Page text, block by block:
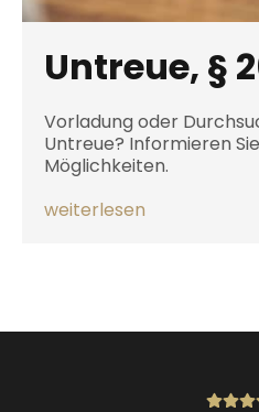
Untreue, §
Vorladung oder
Untreue? Informieren
Möglichkeiten.
weiterlesen